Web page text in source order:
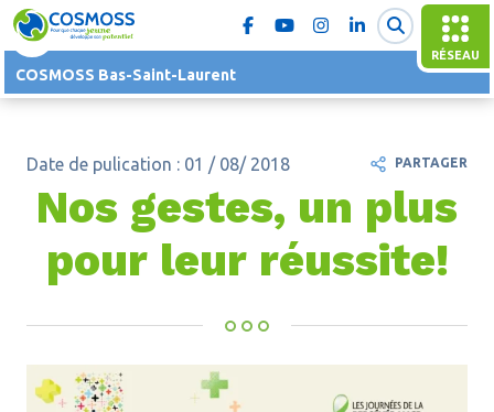
RÉSEAU
COSMOSS Bas-Saint-Laurent
Date de pulication : 01 / 08/ 2018
Nos gestes, un plus
pour leur réussite!
PARTAGER